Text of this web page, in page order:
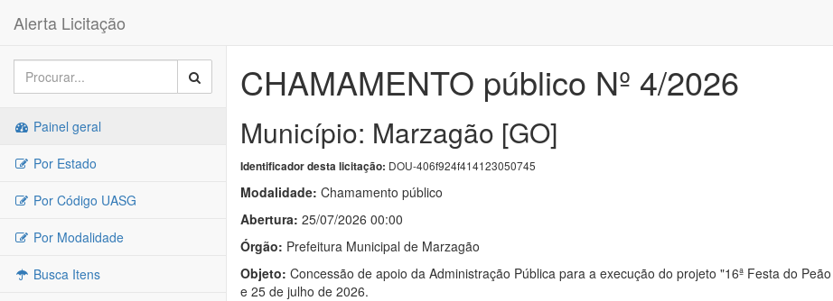
Alerta Licitação
Painel geral
Por Estado
Por Código UASG
Por Modalidade
Busca Itens
CHAMAMENTO público Nº 4/2026
Município: Marzagão [GO]
Identificador desta licitação: DOU-406f924f414123050745
Modalidade: Chamamento público
Abertura: 25/07/2026 00:00
Órgão: Prefeitura Municipal de Marzagão
Objeto: Concessão de apoio da Administração Pública para a execução do projeto "16ª Festa do
e 25 de julho de 2026.